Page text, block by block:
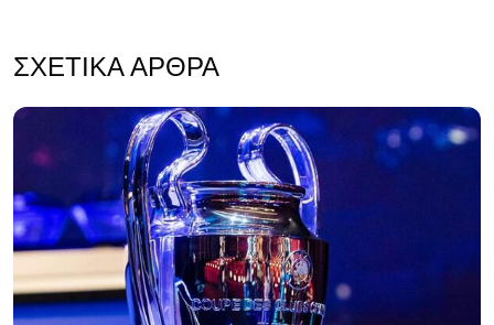
ΣΧΕΤΙΚΆ ΆΡΘΡΑ